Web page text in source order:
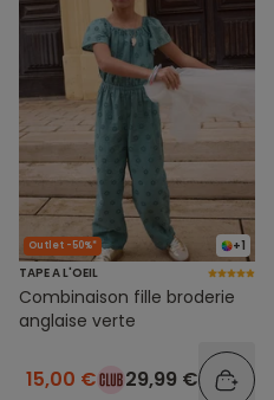
+1
Outlet -50%*
TAPE A L'OEIL
Combinaison fille broderie
anglaise verte
15,00 € 29,99 €